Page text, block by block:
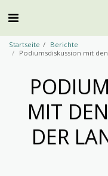
Startseite
Berichte
Podiumsdiskussion mit
MIT
DER